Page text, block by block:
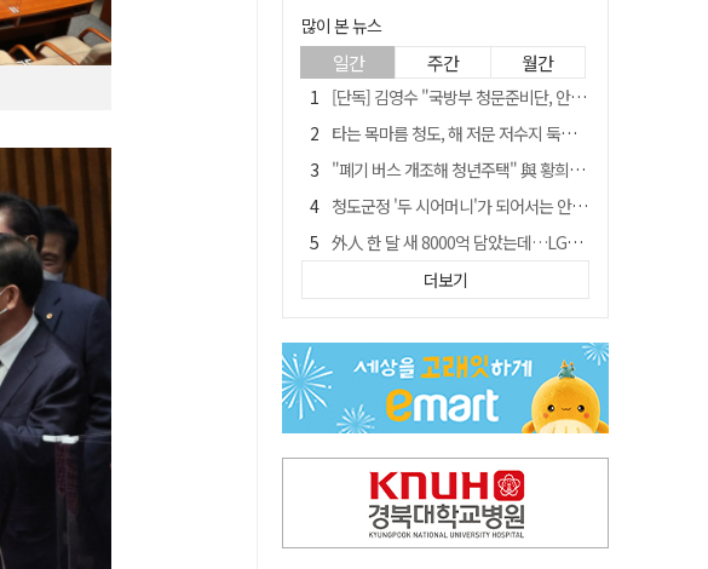
많이 본 뉴스
일간 주간 월간
[단독] 김영수 "국방부 청문준비단, 안규백 탈영 알고있었다"
타는 목마름 청도, 해 저문 저수지 둑에 군수가 서 있었다
"폐기 버스 개조해 청년주택" 與 황희…'딸 학비는 年 4200만원'
청도군정 '두 시어머니'가 되어서는 안된다
外人 한 달 새 8000억 담았는데…LG이노텍 목표주가는 왜 엇갈릴까
임시휴업 들어갔던 홈플러스 영주점, 7일 영업 재개…지하 1층만 운영
SK하이닉스, 주당 375원 분기 배당 공시…"3분기 중 주주환원 방안 확정"
이의준 전 경북도 새마을봉사과장, 제28대 울릉군 부군수 취임
"상법개정해도 주주가 '봉'"…하이닉스 솔리다임 상장설에 술렁[개미와글와글]
더보기